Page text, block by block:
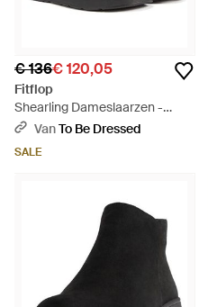
€ 136€ 120,05
Fitflop
Shearling Dameslaarzen -
Zwart
VanTo Be Dressed
SALE